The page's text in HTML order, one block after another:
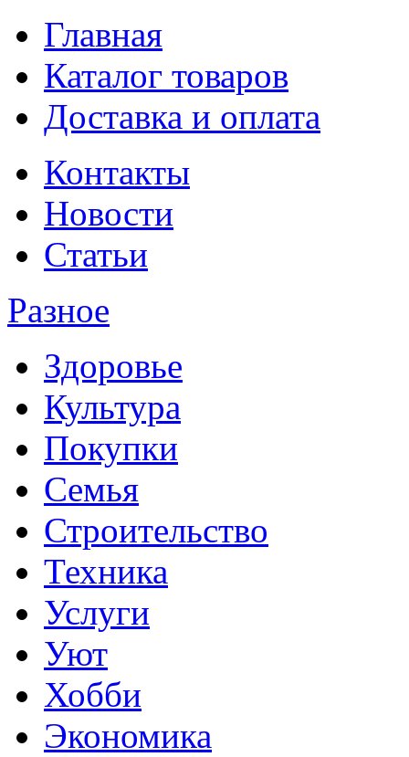
Главная
Каталог товаров
Доставка и оплата
Контакты
Новости
Статьи
Разное
Здоровье
Культура
Покупки
Семья
Строительство
Техника
Услуги
Уют
Хобби
Экономика